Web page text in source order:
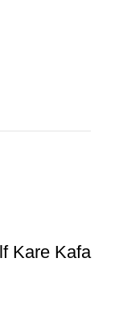
Kare Kafa